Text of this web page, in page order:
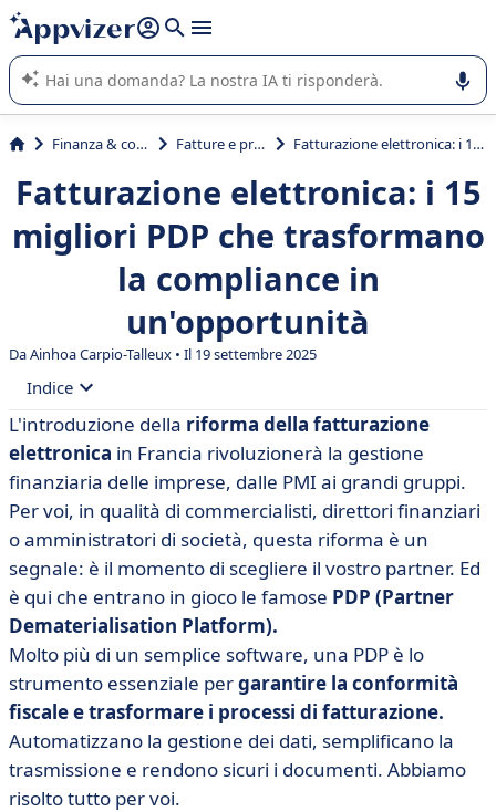
righe con
shift + enter
L'IA di Appvizer vi guida nell'utilizzo o nella scelta di un
software SaaS per la vostra azienda.
Finanza & contabilità Fatture e preventivi Fatturazione elettronica: i 15 migliori PDP che trasformano la compliance in un'opportunità
Fatturazione elettronica: i 15
migliori PDP che trasformano
la compliance in
un'opportunità
Da Ainhoa Carpio-Talleux • Il 19 settembre 2025
Indice
• Riforma della fatturazione elettronica: obblighi e
calendario
• A cosa servono le PDP, o Piattaforme di
Dematerializzazione Partner?
• Tabella di confronto delle 15 migliori PDP
• I 15 migliori PDP del 2025
• I nostri criteri di selezione
• Elenco completo delle PDP che hanno ricevuto la
registrazione condizionata
• I migliori PDP in breve
L'introduzione della riforma della fatturazione
elettronica in Francia rivoluzionerà la gestione
finanziaria delle imprese, dalle PMI ai grandi gruppi.
Per voi, in qualità di commercialisti, direttori finanziari
o amministratori di società, questa riforma è un
segnale: è il momento di scegliere il vostro partner. Ed
è qui che entrano in gioco le famose PDP (Partner
Dematerialisation Platform).
Molto più di un semplice software, una PDP è lo
strumento essenziale pergarantire la conformità
fiscale e trasformare i processi di fatturazione.
Automatizzano la gestione dei dati, semplificano la
trasmissione e rendono sicuri i documenti. Abbiamo
risolto tutto per voi.